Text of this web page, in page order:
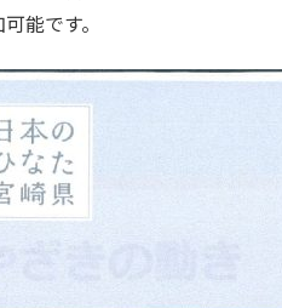
能です。